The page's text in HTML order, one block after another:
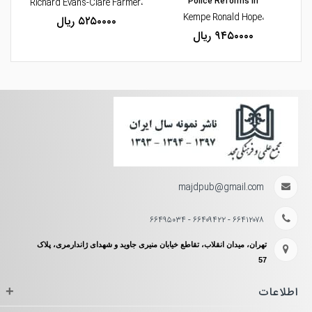
،Kempe Ronald Hope
۹۴۵۰۰۰۰ ریال
۵۲۵۰۰۰۰ ریال
majdpub@gmail.com
۶۶۴۱۲۰۷۸ - ۶۶۴۰۹۴۲۲ - ۶۶۴۹۵۰۳۴
تهران، میدان انقلاب، تقاطع خیابان منیری جاوید و شهدای ژاندارمری، پلاک
57
اطلاعات +